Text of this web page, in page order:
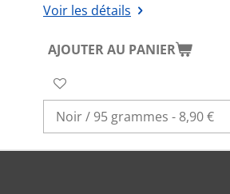
Voir les détails
AJOUTER AU PANIER